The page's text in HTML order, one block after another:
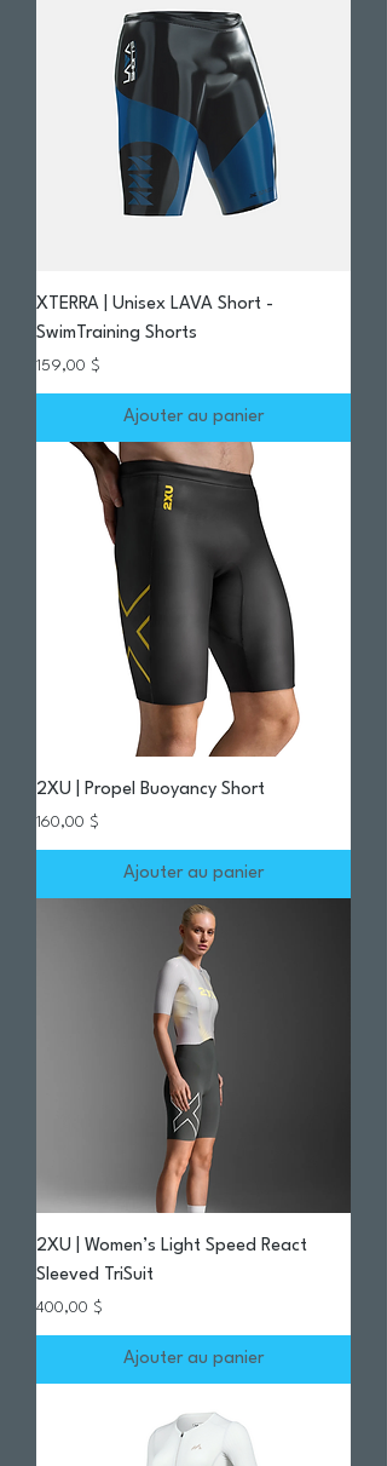
XTERRA | Unisex LAVA Short -
SwimTraining Shorts
Prix
159,00 $
Ajouter au panier
2XU | Propel Buoyancy Short
Prix
160,00 $
Ajouter au panier
2XU | Women’s Light Speed React
Sleeved TriSuit
Prix
400,00 $
Ajouter au panier